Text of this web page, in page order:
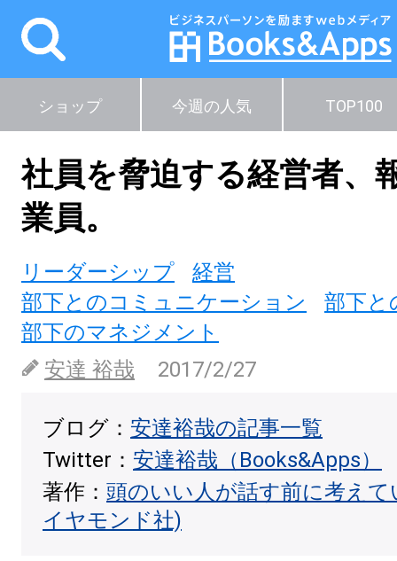
ショップ 今週の人気 TOP100
社員を脅迫する経営者、
業員。
リーダーシップ
経営
部下とのコミュニケーション
部下と
部下のマネジメント
安達 裕哉
2017/2/27
ブログ： 安達裕哉の記事一覧
Twitter： 安達裕哉（Books&Apps）
著作： 頭のいい人が話す前に考え
イヤモンド社)